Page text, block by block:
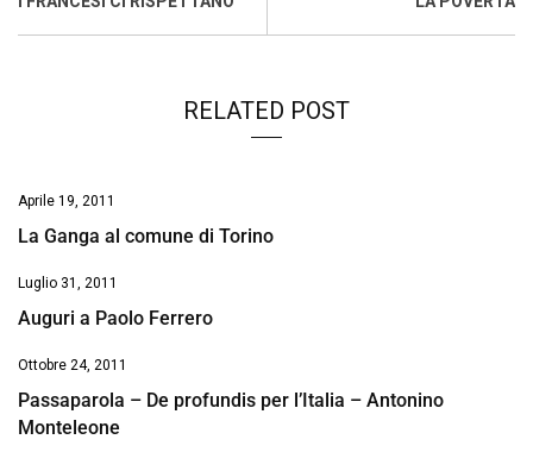
RELATED POST
Aprile 19, 2011
La Ganga al comune di Torino
Luglio 31, 2011
Auguri a Paolo Ferrero
Ottobre 24, 2011
Passaparola – De profundis per l’Italia – Antonino
Monteleone